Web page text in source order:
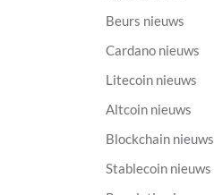
Beurs nieuws
Cardano nieuws
Litecoin nieuws
Altcoin nieuws
Blockchain nieuws
Stablecoin nieuws